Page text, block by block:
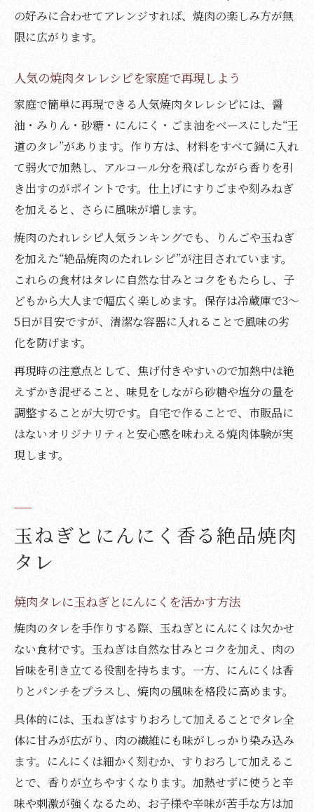
の好みに合わせてアレンジすれば、焼肉の楽しみ方が無
限に広がります。
人気の焼肉タレレシピを家庭で再現しよう
家庭で簡単に再現できる人気焼肉タレレシピには、醤
油・みりん・砂糖・にんにく・ごま油をベースにした“王
道のタレ”があります。作り方は、材料をすべて鍋に入れ
て弱火で加熱し、アルコール分を飛ばしながら香りを引
き出すのがポイントです。仕上げにすりごまや刻みねぎ
を加えると、さらに風味が増します。
焼肉のたれレシピ人気ランキングでも、りんごや玉ねぎ
を加えた“絶品焼肉のたれレシピ”が注目されています。
これらの食材はタレに自然な甘みとコクをもたらし、子
どもから大人まで幅広く楽しめます。保存は冷蔵庫で3～
5日が目安ですが、清潔な容器に入れることで風味の劣
化を防げます。
再現時の注意点として、焦げ付きやすいので加熱中は絶
えずかき混ぜること、味見をしながら砂糖や塩分の量を
調整することが大切です。自宅で作ることで、市販品に
はないオリジナリティと安心感を味わえる焼肉体験が実
現します。
玉ねぎとにんにく香る絶品焼肉
タレ
焼肉タレに玉ねぎとにんにくを活かす方法
焼肉のタレを手作りする際、玉ねぎとにんにくは欠かせ
ない食材です。玉ねぎは自然な甘みとコクを加え、肉の
旨味を引き立てる役割を持ちます。一方、にんにくは香
りとパンチをプラスし、焼肉の風味を格段に高めます。
具体的には、玉ねぎはすりおろして加えることでタレ全
体に甘みが広がり、肉の繊維にも味がしっかり染み込み
ます。にんにくは細かく刻むか、すりおろして加えるこ
とで、香りが立ちやすくなります。加熱せずに使うと辛
味や刺激が強くなるため、お子様や辛味が苦手な方は加